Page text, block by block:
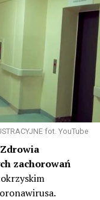
fot. YouTube
zachorowań